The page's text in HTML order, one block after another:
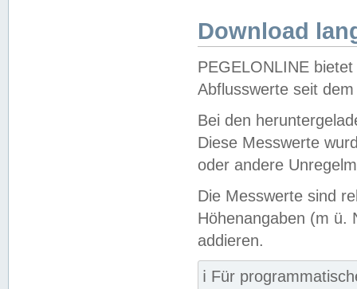
Download
PEGELONLINE
Abflusswerte seit
Bei den
Diese Messwerte
oder andere
Die Messwerte sind
Höhenangaben (m ü.
addieren.
ℹ️ Für